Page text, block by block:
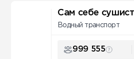
Сам себе сушист
Водный транспорт
999 555